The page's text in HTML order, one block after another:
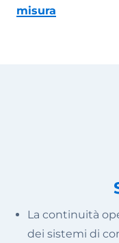
misura
La continuità
dei sistemi di